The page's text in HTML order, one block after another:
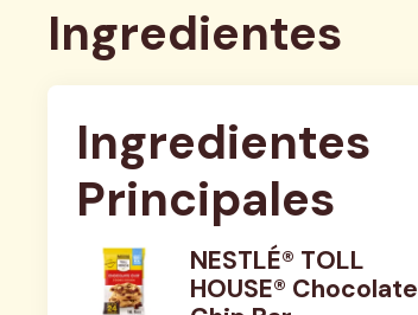
Ingredientes
Ingredientes
Principales
NESTLÉ® TOLL
HOUSE® Chocolate